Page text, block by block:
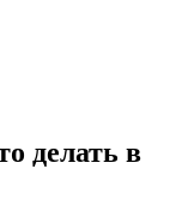
делать в